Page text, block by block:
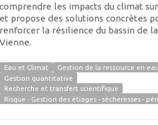
comprendre les impacts du climat sur
et propose des solutions concrètes
renforcer la résilience du bassin de la
Vienne.
Eau et Climat
Gestion de la ressource en eau
Gestion quantitative
Recherche et transfert scientifique
Risque - Gestion des étiages - sécheresses -